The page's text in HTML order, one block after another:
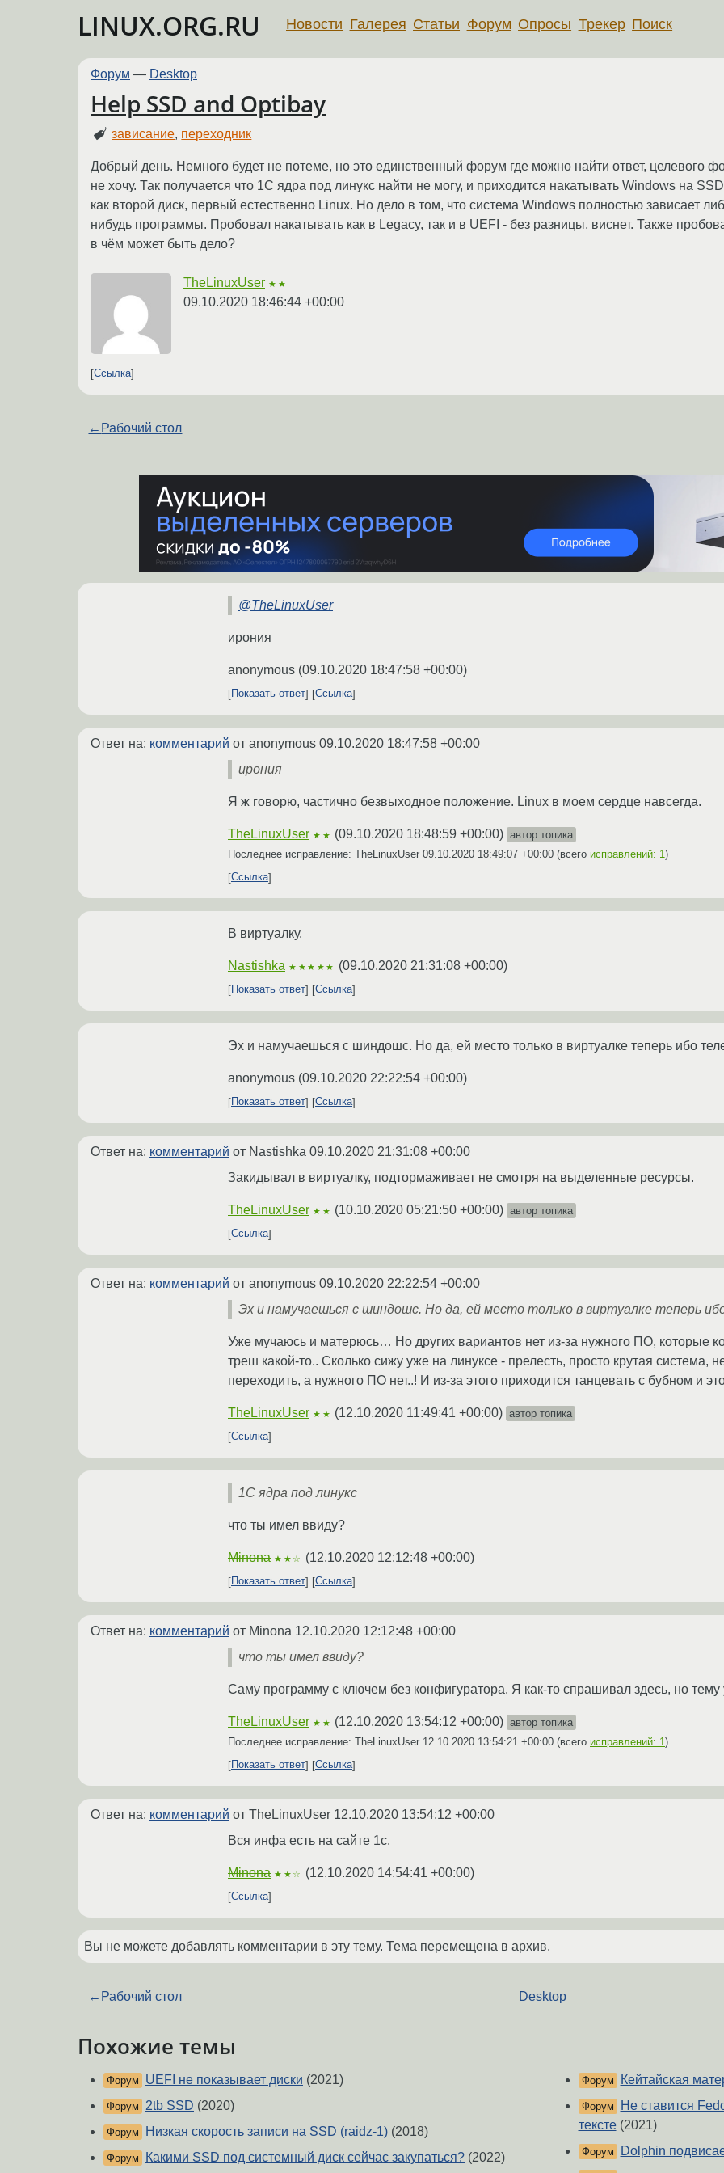
LINUX.ORG.RU Новости Галерея Статьи Форум Опросы Трекер Поиск
Форум — Desktop
Help SSD and Optibay
зависание, переходник
Добрый день. Немного будет не потеме, но это единственный форум где можно найти ответ, целевого
не хочу. Так получается что 1С ядра под линукс найти не могу, и приходится накатывать Windows на
как второй диск, первый естественно Linux. Но дело в том, что система Windows полностью зависает
нибудь программы. Пробовал накатывать как в Legacy, так и в UEFI - без разницы, виснет. Также
в чём может быть дело?
TheLinuxUser ★★
09.10.2020 18:46:44 +00:00
Ссылка
← Рабочий стол
@TheLinuxUser
ирония
anonymous (09.10.2020 18:47:58 +00:00)
Показать ответ Ссылка
Ответ на: комментарий от anonymous 09.10.2020 18:47:58 +00:00
ирония
Я ж говорю, частично безвыходное положение. Linux в моем сердце навсегда.
TheLinuxUser ★★ (09.10.2020 18:48:59 +00:00) автор топика
Последнее исправление: TheLinuxUser 09.10.2020 18:49:07 +00:00 (всего исправлений: 1 )
Ссылка
В виртуалку.
Nastishka ★★★★★ (09.10.2020 21:31:08 +00:00)
Показать ответ Ссылка
Эх и намучаешься с шиндошс. Но да, ей место только в виртуалке теперь ибо
anonymous (09.10.2020 22:22:54 +00:00)
Показать ответ Ссылка
Ответ на: комментарий от Nastishka 09.10.2020 21:31:08 +00:00
Закидывал в виртуалку, подтормаживает не смотря на выделенные ресурсы.
TheLinuxUser ★★ (10.10.2020 05:21:50 +00:00) автор топика
Ссылка
Ответ на: комментарий от anonymous 09.10.2020 22:22:54 +00:00
Эх и намучаешься с шиндошс. Но да, ей место только в виртуалке теперь
Уже мучаюсь и матерюсь… Но других вариантов нет из-за нужного ПО, которые
треш какой-то.. Сколько сижу уже на линуксе - прелесть, просто крутая система,
переходить, а нужного ПО нет..! И из-за этого приходится танцевать с бубном и
TheLinuxUser ★★ (12.10.2020 11:49:41 +00:00) автор топика
Ссылка
1С ядра под линукс
что ты имел ввиду?
Minona ★★☆ (12.10.2020 12:12:48 +00:00)
Показать ответ Ссылка
Ответ на: комментарий от Minona 12.10.2020 12:12:48 +00:00
что ты имел ввиду?
Саму программу с ключем без конфигуратора. Я как-то спрашивал здесь, но тему
TheLinuxUser ★★ (12.10.2020 13:54:12 +00:00) автор топика
Последнее исправление: TheLinuxUser 12.10.2020 13:54:21 +00:00 (всего исправлений: 1 )
Показать ответ
Ссылка
Ответ на: комментарий от TheLinuxUser 12.10.2020 13:54:12 +00:00
Вся инфа есть на сайте 1с.
Minona ★★☆ (12.10.2020 14:54:41 +00:00)
Ссылка
Вы не можете добавлять комментарии в эту тему. Тема перемещена в архив.
← Рабочий стол Desktop
Похожие темы
Форум UEFI не показывает диски (2021)
Форум 2tb SSD (2020)
Форум Низкая скорость записи на SSD (raidz-1) (2018)
Форум Какими SSD под системный диск сейчас закупаться? (2022)
Форум Кейтайская
Форум
Не ставится
тексте(2021)
Форум Dolphin